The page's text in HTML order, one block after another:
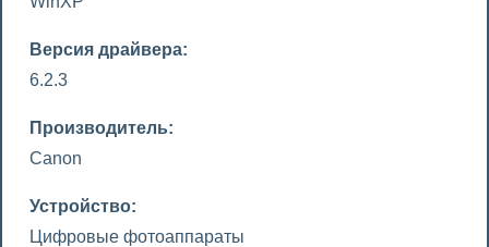
Версия драйвера:
6.2.3
Производитель:
Canon
Устройство:
Цифровые фотоаппараты